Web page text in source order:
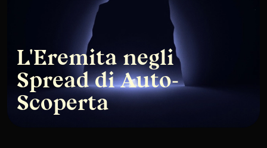
L'Eremita negli
Spread di Auto-
Scoperta